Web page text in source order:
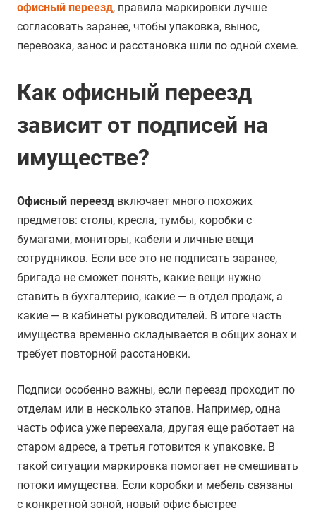
офисный переезд, правила маркировки лучше
согласовать заранее, чтобы упаковка, вынос,
перевозка, занос и расстановка шли по одной схеме.
Как офисный переезд
зависит от подписей на
имуществе?
Офисный переезд включает много похожих
предметов: столы, кресла, тумбы, коробки с
бумагами, мониторы, кабели и личные вещи
сотрудников. Если все это не подписать заранее,
бригада не сможет понять, какие вещи нужно
ставить в бухгалтерию, какие — в отдел продаж, а
какие — в кабинеты руководителей. В итоге часть
имущества временно складывается в общих зонах и
требует повторной расстановки.
Подписи особенно важны, если переезд проходит по
отделам или в несколько этапов. Например, одна
часть офиса уже переехала, другая еще работает на
старом адресе, а третья готовится к упаковке. В
такой ситуации маркировка помогает не смешивать
потоки имущества. Если коробки и мебель связаны
с конкретной зоной, новый офис быстрее